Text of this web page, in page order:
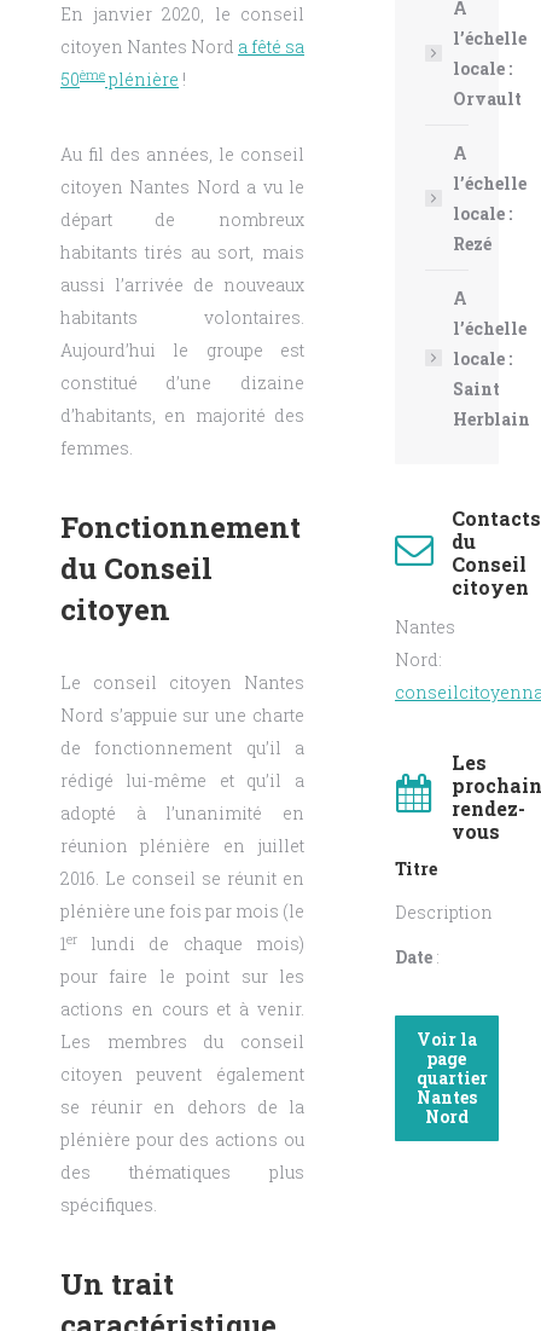
En janvier 2020, le conseil
citoyen Nantes Nord a fêté sa
50ème plénière !
Au fil des années, le conseil
citoyen Nantes Nord a vu le
départ de nombreux
habitants tirés au sort, mais
aussi l’arrivée de nouveaux
habitants volontaires.
Aujourd’hui le groupe est
constitué d’une dizaine
d’habitants, en majorité des
femmes.
Fonctionnement
du Conseil
citoyen
Le conseil citoyen Nantes
Nord s’appuie sur une charte
de fonctionnement qu’il a
rédigé lui-même et qu’il a
adopté à l’unanimité en
réunion plénière en juillet
2016. Le conseil se réunit en
plénière une fois par mois (le
1er
lundi de chaque mois)
pour faire le point sur les
actions en cours et à venir.
Les membres du conseil
citoyen peuvent également
se réunir en dehors de la
plénière pour des actions ou
des thématiques plus
spécifiques.
Un trait
A
l’échelle
locale :
Orvault
A
l’échelle
locale :
Rezé
A
l’échelle
locale :
Saint
Herblain
Contacts
du
Conseil
citoyen
Nantes
Nord:
Les
rendez-
vous
Titre
Description
Date:
Voir la
page
quartier
Nantes
Nord